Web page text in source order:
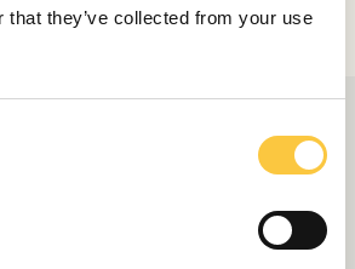
that they’ve collected from your use